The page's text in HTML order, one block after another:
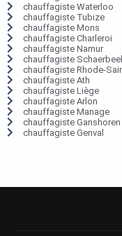
chauffagiste Waterloo
chauffagiste Tubize
chauffagiste Mons
chauffagiste Charleroi
chauffagiste Namur
chauffagiste
chauffagiste Rhode-
chauffagiste Ath
chauffagiste Liège
chauffagiste Arlon
chauffagiste Manage
chauffagiste Ganshoren
chauffagiste Genval